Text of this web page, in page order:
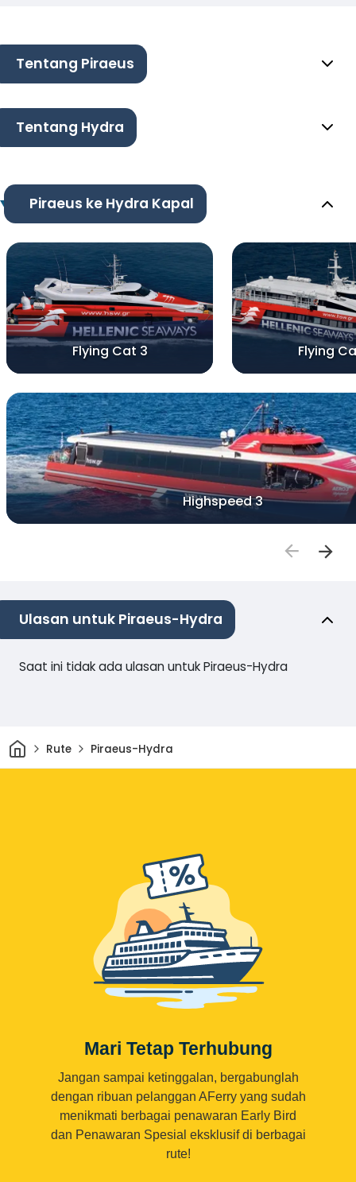
Tentang Piraeus
Tentang Hydra
Piraeus ke Hydra Kapal
Flying Cat 3 Flying
Highspeed 3
Ulasan untuk Piraeus-Hydra
Saat ini tidak ada ulasan untuk Piraeus-Hydra
Rumah
Rute Piraeus-Hydra
Mari Tetap Terhubung
Jangan sampai ketinggalan, bergabunglah
dengan ribuan pelanggan AFerry yang sudah
menikmati berbagai penawaran Early Bird
dan Penawaran Spesial eksklusif di berbagai
rute!